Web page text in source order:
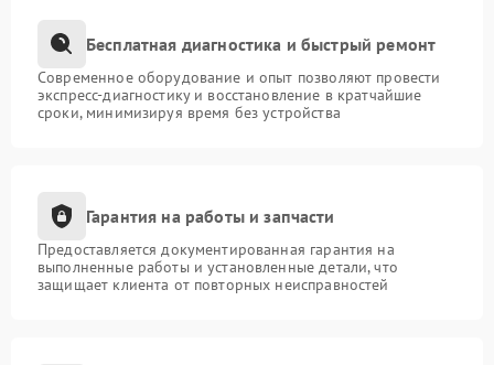
Бесплатная диагностика и быстрый ремонт
Современное оборудование и опыт позволяют провести
экспресс-диагностику и восстановление в кратчайшие
сроки, минимизируя время без устройства
Гарантия на работы и запчасти
Предоставляется документированная гарантия на
выполненные работы и установленные детали, что
защищает клиента от повторных неисправностей